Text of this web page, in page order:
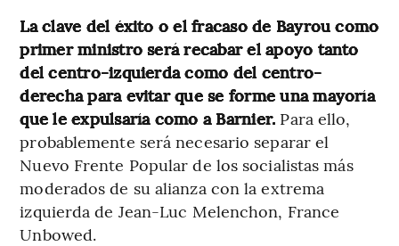
La clave del éxito o el fracaso de Bayrou como
primer ministro será recabar el apoyo tanto
del centro-izquierda como del centro-
derecha para evitar que se forme una mayoría
que le expulsaría como a Barnier. Para ello,
probablemente será necesario separar el
Nuevo Frente Popular de los socialistas más
moderados de su alianza con la extrema
izquierda de Jean-Luc Melenchon, France
Unbowed.